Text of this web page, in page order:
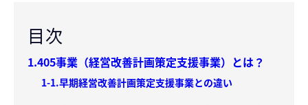
目次
1.405事業（経営改善計画策定支援事業）とは？
1-1.早期経営改善計画策定支援事業との違い